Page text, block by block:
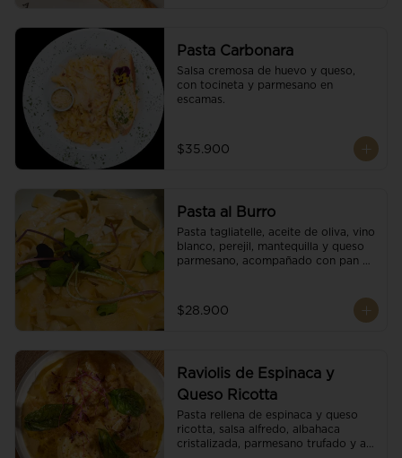
Pasta Carbonara
Salsa cremosa de huevo y queso,
con tocineta y parmesano en
escamas.
$35.900
Pasta al Burro
Pasta tagliatelle, aceite de oliva, vino
blanco, perejil, mantequilla y queso
parmesano, acompañado con pan
$28.900
Raviolis de Espinaca y
Queso Ricotta
Pasta rellena de espinaca y queso
ricotta, salsa alfredo, albahaca
cristalizada, parmesano trufado y ajo